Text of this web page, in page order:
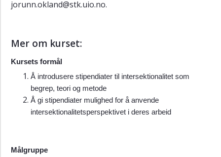
jorunn.okland@stk.uio.no.
Mer om kurset:
Kursets formål
Å introdusere stipendiater til intersektionalitet som
begrep, teori og metode
Å gi stipendiater mulighed for å anvende
intersektionalitetsperspektivet i deres arbeid
Målgruppe